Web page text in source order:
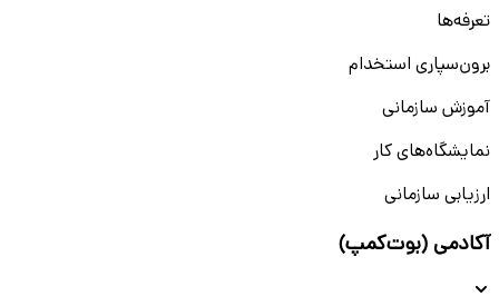
تعرفه‌ها
برون‌سپاری استخدام
آموزش سازمانی
نمایشگاه‌های کار
ارزیابی سازمانی
آکادمی (بوت‌کمپ)